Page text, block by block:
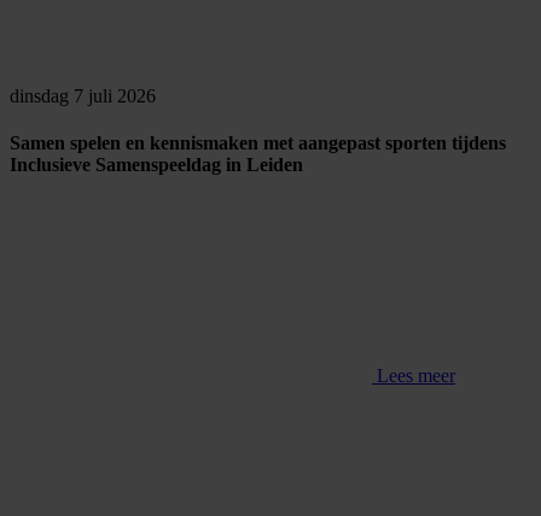
dinsdag 7 juli 2026
Samen spelen en kennismaken met aangepast sporten tijdens
Inclusieve Samenspeeldag in Leiden
Lees meer